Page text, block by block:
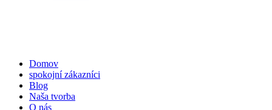
Domov
spokojní zákazníci
Blog
Naša tvorba
O nás